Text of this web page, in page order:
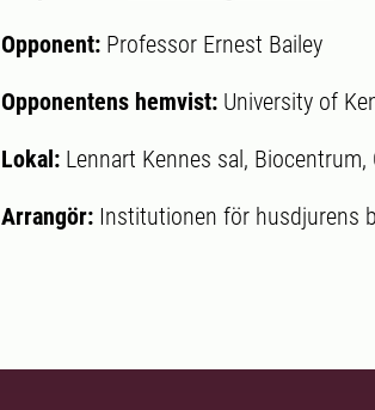
Opponent: Professor Ernest Bailey
Opponentens hemvist: University of
Lokal: Lennart Kennes sal, Biocentrum,
Arrangör: Institutionen för husdjurens